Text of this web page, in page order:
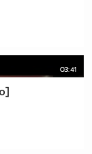
03:41